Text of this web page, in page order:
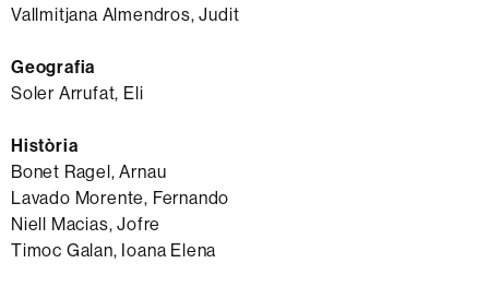
Vallmitjana Almendros, Judit
Geografia
Soler Arrufat, Eli
Història
Bonet Ragel, Arnau
Lavado Morente, Fernando
Niell Macias, Jofre
Timoc Galan, Ioana Elena